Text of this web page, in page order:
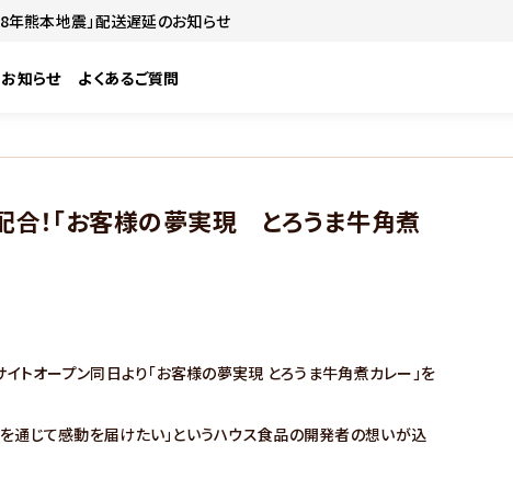
年熊本地震」配送遅延のお知らせ
選ばれし人気店
お知らせ よくあるご質問
#ネコポス対象商品🚚
#色々セットで📦
！「お客様の夢実現 とろうま牛角煮
イトオープン同日より「お客様の夢実現 とろうま牛角煮カレー」を
通じて感動を届けたい」というハウス食品の開発者の想いが込